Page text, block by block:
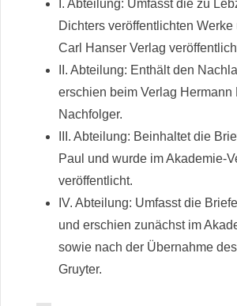
I. Abteilung: Umfasst die zu
Dichters veröffentlichten
Carl Hanser Verlag
II. Abteilung: Enthält den
erschien beim Verlag Hermann
Nachfolger.
III. Abteilung: Beinhaltet die
Paul und wurde im Akademie-
veröffentlicht.
IV. Abteilung: Umfasst die
und erschien zunächst im
sowie nach der Übernahme
Gruyter.